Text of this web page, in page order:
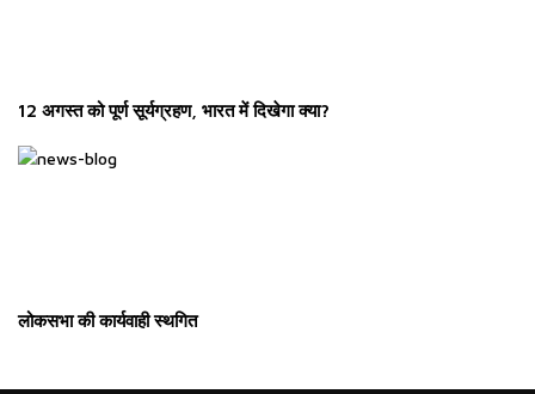
12 अगस्त को पूर्ण सूर्यग्रहण, भारत में दिखेगा क्या?
लोकसभा की कार्यवाही स्थगित